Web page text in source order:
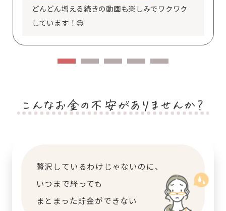
どんどん増える続きの動画も楽しみでワクワク
しています！😊
こんなお金の不安がありませんか？
贅沢しているわけじゃないのに、
いつまで経っても
まとまった貯金ができない